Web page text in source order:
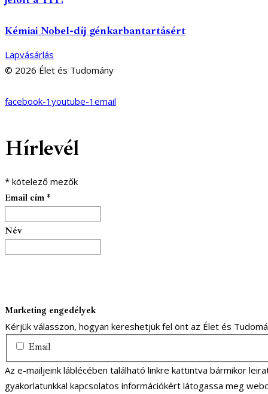
Kémiai Nobel-díj génkarbantartásért
Lapvásárlás
© 2026 Élet és Tudomány
facebook-1 youtube-1 email
Hírlevél
* kötelező mezők
Email cím *
Név
Marketing engedélyek
Kérjük válasszon, hogyan kereshetjük fel önt az Élet és
Email
Az e-mailjeink láblécében található linkre kattintva bármikor
gyakorlatunkkal kapcsolatos információkért látogassa meg